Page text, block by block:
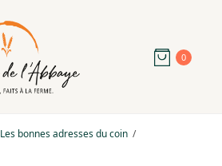
0
Les bonnes adresses du coin